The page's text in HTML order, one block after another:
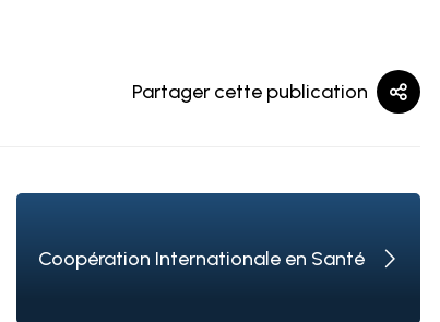
Partager cette publication
Coopération Internationale en Santé